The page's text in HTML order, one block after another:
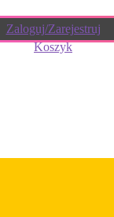
Zaloguj/Zarejestruj
Koszyk